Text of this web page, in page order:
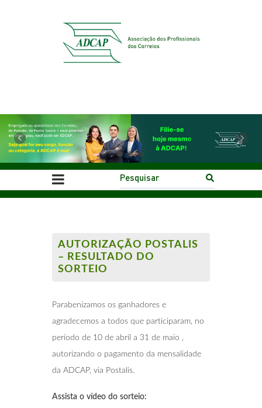
Previous Next
AUTORIZAÇÃO POSTALIS
– RESULTADO DO
SORTEIO
Parabenizamos os ganhadores e
agradecemos a todos que participaram, no
período de 10 de abril a 31 de maio ,
autorizando o pagamento da mensalidade
da ADCAP, via Postalis.
Assista o vídeo do sorteio: